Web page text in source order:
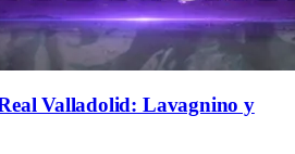
Valladolid: Lavagnino y